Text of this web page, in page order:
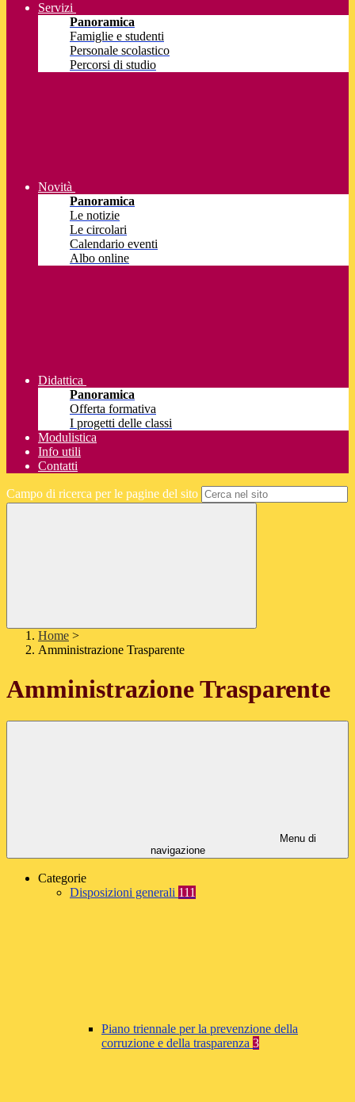
Servizi
Panoramica
Famiglie e studenti
Personale scolastico
Percorsi di studio
Novità
Panoramica
Le notizie
Le circolari
Calendario eventi
Albo online
Didattica
Panoramica
Offerta formativa
I progetti delle classi
Modulistica
Info utili
Contatti
Campo di ricerca per le pagine del sito
Home >
Amministrazione Trasparente
Amministrazione Trasparente
Menu di
navigazione
Categorie
Disposizioni generali 111
Piano triennale per la prevenzione della
corruzione e della trasparenza 3